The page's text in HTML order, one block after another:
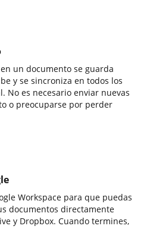
un documento se guarda
y se sincroniza en todos los
No es necesario enviar nuevas
o preocuparse por perder
Workspace para que puedas
documentos directamente
y Dropbox. Cuando termines,